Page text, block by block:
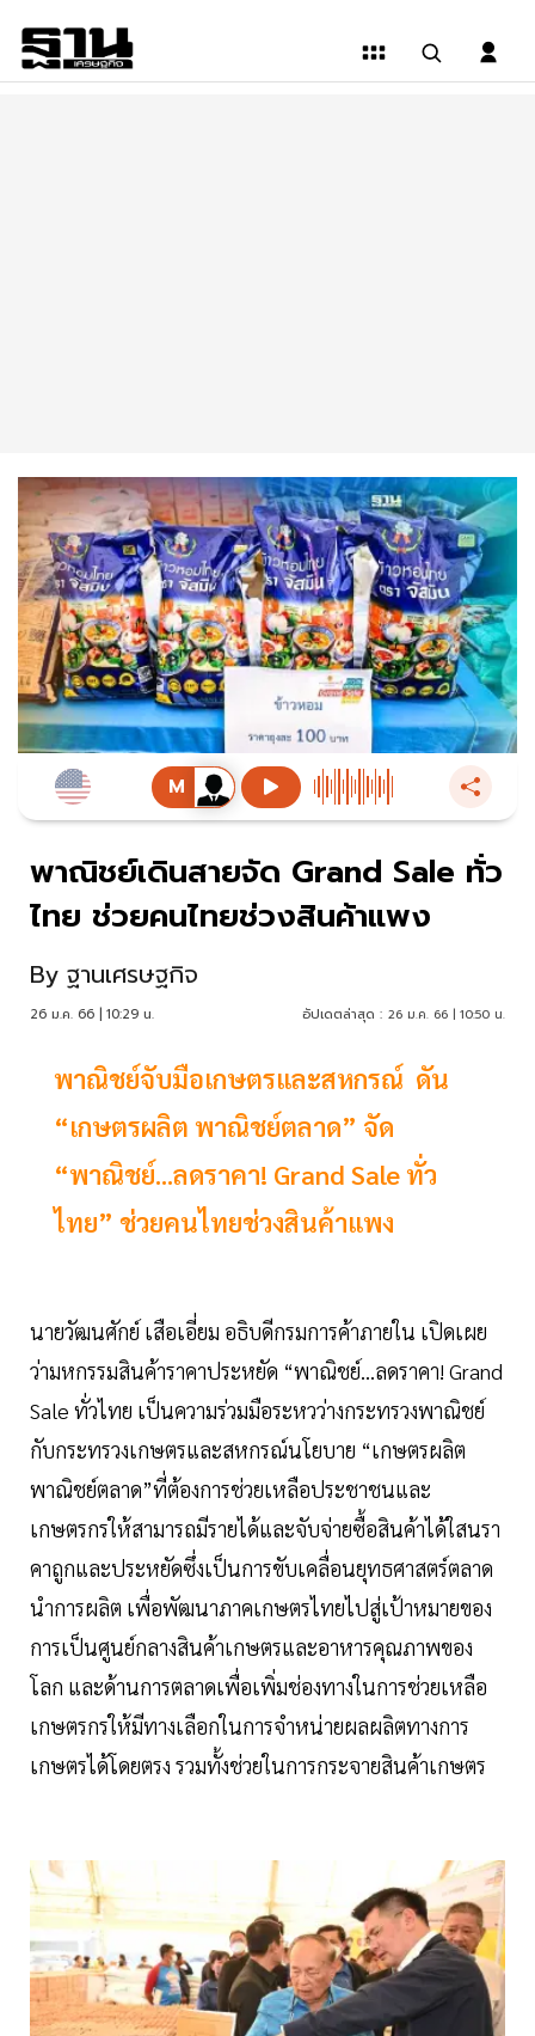
พาณิชย์เดินสายจัด Grand Sale ทั่ว
ไทย ช่วยคนไทยช่วงสินค้าแพง
By ฐานเศรษฐกิจ
26 ม.ค. 66 | 10:29 น. อัปเดตล่าสุด : 26 ม.ค. 66 | 10:50 น.
พาณิชย์จับมือเกษตรและสหกรณ์ ดัน
“เกษตรผลิต พาณิชย์ตลาด” จัด
“พาณิชย์...ลดราคา! Grand Sale ทั่ว
ไทย” ช่วยคนไทยช่วงสินค้าแพง
นายวัฒนศักย์ เสือเอี่ยม อธิบดีกรมการค้าภายใน เปิดเผย
ว่ามหกรรมสินค้าราคาประหยัด “พาณิชย์...ลดราคา! Grand
Sale ทั่วไทย เป็นความร่วมมือระหวว่างกระทรวงพาณิชย์
กับกระทรวงเกษตรและสหกรณ์นโยบาย “เกษตรผลิต
พาณิชย์ตลาด”ที่ต้องการช่วยเหลือประชาชนและ
เกษตรกรให้สามารถมีรายได้และจับจ่ายซื้อสินค้าได้ใสนรา
คาถูกและประหยัดซึ่งเป็นการขับเคลื่อนยุทธศาสตร์ตลาด
นำการผลิต เพื่อพัฒนาภาคเกษตรไทยไปสู่เป้าหมายของ
การเป็นศูนย์กลางสินค้าเกษตรและอาหารคุณภาพของ
โลก และด้านการตลาดเพื่อเพิ่มช่องทางในการช่วยเหลือ
เกษตรกรให้มีทางเลือกในการจำหน่ายผลผลิตทางการ
เกษตรได้โดยตรง รวมทั้งช่วยในการกระจายสินค้าเกษตร